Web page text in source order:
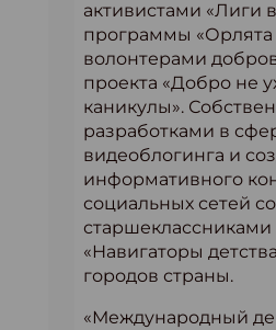
активистами «Лиги
программы «Орлята
волонтерами
проекта «Добро не
каникулы».
разработками в
видеоблогинга и
информативного
социальных сетей со
старшеклассниками
«Навигаторы
городов страны.
«Международный